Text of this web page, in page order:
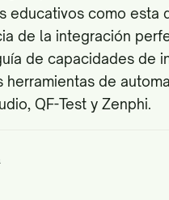
educativos como esta
de la integración
de capacidades de
de
QF-Test y Zenphi.